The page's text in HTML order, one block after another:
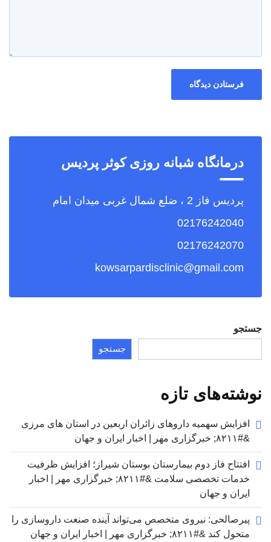
درمانگاه شبانه روزی کوثر پردیس
پردیس فاز 2 ، ضلع شمال غربی میدان امام
02176242040
02176242070
kowsarpardisclinic@gmail.com
جستجو
جستجو
نوشته‌های تازه
افزایش سهمیه داروهای زائران اربعین در استان های مرزی
&#۸۲۱۱; خبرگزاری مهر | اخبار ایران و جهان
افتتاح فاز دوم بیمارستان بوستان شیراز؛ افزایش ظرفیت
خدمات تخصصی سلامت &#۸۲۱۱; خبرگزاری مهر | اخبار
ایران و جهان
پیرصالحی: نیروی متخصص می‌تواند آینده صنعت داروسازی را
متحول کند &#۸۲۱۱; خبرگزاری مهر | اخبار ایران و جهان